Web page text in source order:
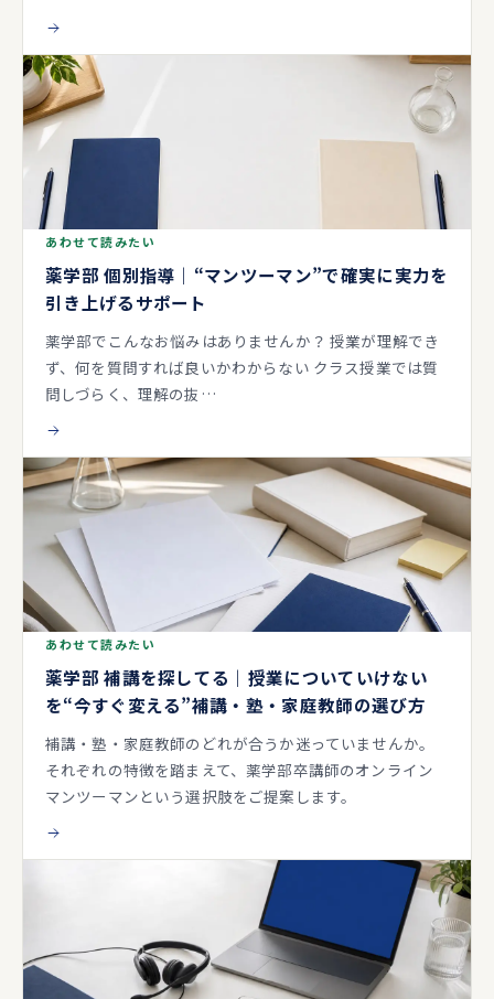
あわせて読みたい
薬学部 個別指導｜“マンツーマン”で確実に実力を
引き上げるサポート
薬学部でこんなお悩みはありませんか？ 授業が理解でき
ず、何を質問すれば良いかわからない クラス授業では質
問しづらく、理解の抜…
あわせて読みたい
薬学部 補講を探してる｜授業についていけない
を“今すぐ変える”補講・塾・家庭教師の選び方
補講・塾・家庭教師のどれが合うか迷っていませんか。
それぞれの特徴を踏まえて、薬学部卒講師のオンライン
マンツーマンという選択肢をご提案します。